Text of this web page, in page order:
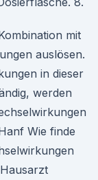
mit
auslösen.
in dieser
werden
Wie finde